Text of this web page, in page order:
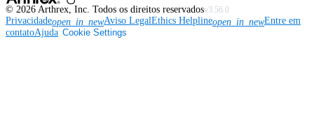
© 2026 Arthrex, Inc. Todos os direitos reservadosv3.56.0
Privacidadeopen_in_newAviso LegalEthics Helplineopen_in_newEntre em
contatoAjuda Cookie Settings